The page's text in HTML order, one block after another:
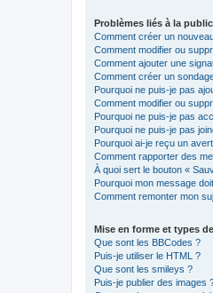
Problèmes liés à la
Comment créer un
Comment modifier ou
Comment ajouter une
Comment créer un
Pourquoi ne puis-je pas
Comment modifier ou
Pourquoi ne puis-je pas
Pourquoi ne puis-je pas
Pourquoi ai-je reçu un
Comment rapporter des
À quoi sert le bouton «
Pourquoi mon message
Comment remonter mon
Mise en forme et types
Que sont les BBCodes ?
Puis-je utiliser le HTML ?
Que sont les smileys ?
Puis-je publier des images